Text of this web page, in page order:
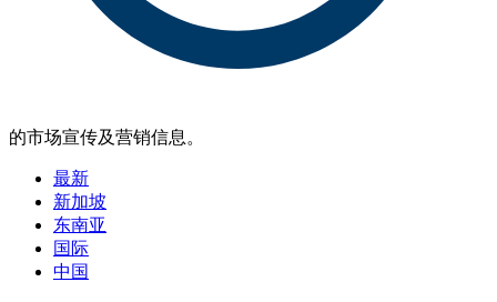
的市场宣传及营销信息。
最新
新加坡
东南亚
国际
中国